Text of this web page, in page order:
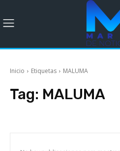
Inicio Etiquetas MALUMA
Tag: MALUMA